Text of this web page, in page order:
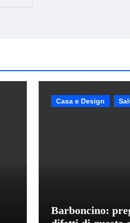
Casa e Design
Barboncino: